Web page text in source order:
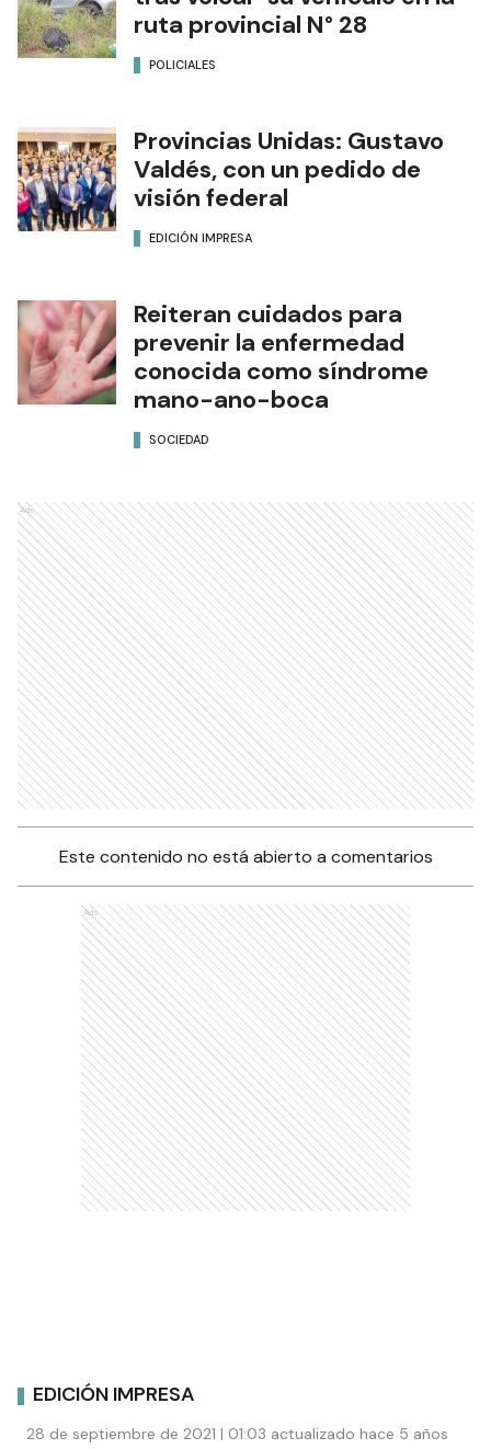
ruta provincial N° 28
POLICIALES
Provincias Unidas: Gustavo
Valdés, con un pedido de
visión federal
EDICIÓN IMPRESA
Reiteran cuidados para
prevenir la enfermedad
conocida como síndrome
mano-ano-boca
SOCIEDAD
Ads
Este contenido no está abierto a comentarios
Ads
EDICIÓN IMPRESA
28 de septiembre de 2021 | 01:03 actualizado hace 5 años